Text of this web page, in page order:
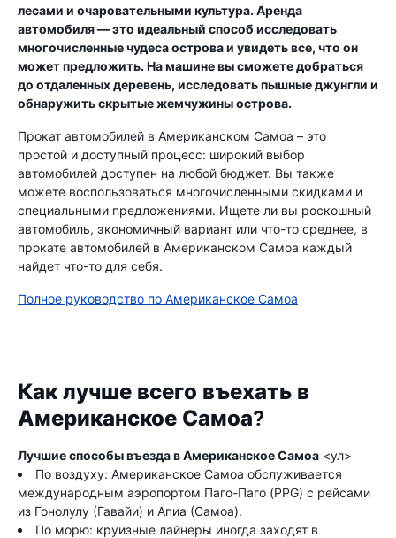
лесами и очаровательными культура. Аренда
автомобиля — это идеальный способ исследовать
многочисленные чудеса острова и увидеть все, что он
может предложить. На машине вы сможете добраться
до отдаленных деревень, исследовать пышные джунгли и
обнаружить скрытые жемчужины острова.
Прокат автомобилей в Американском Самоа – это
простой и доступный процесс: широкий выбор
автомобилей доступен на любой бюджет. Вы также
можете воспользоваться многочисленными скидками и
специальными предложениями. Ищете ли вы роскошный
автомобиль, экономичный вариант или что-то среднее, в
прокате автомобилей в Американском Самоа каждый
найдет что-то для себя.
Полное руководство по Американское Самоа
Как лучше всего въехать в
Американское Самоа?
Лучшие способы въезда в Американское Самоа <ул>
По воздуху: Американское Самоа обслуживается
международным аэропортом Паго-Паго (PPG) с рейсами
из Гонолулу (Гавайи) и Апиа (Самоа).
По морю: круизные лайнеры иногда заходят в